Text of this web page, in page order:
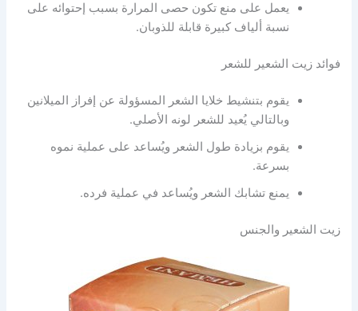
يعمل على منع تكون حصى المرارة بسبب إحتوائه على
نسبة ألياف كبيرة قابلة للذوبان.
فوائد زيت الشعير للشعر
يقوم بتنشيط خلايا الشعر المسؤولة عن إفراز الميلانين
وبالتالي يُعيد للشعر لونه الأصلي.
يقوم بزيادة طول الشعر ويُساعد على عملية نموه
بسرعة.
يمنع تشابك الشعر ويُساعد في عملية فرده.
زيت الشعير والجنس